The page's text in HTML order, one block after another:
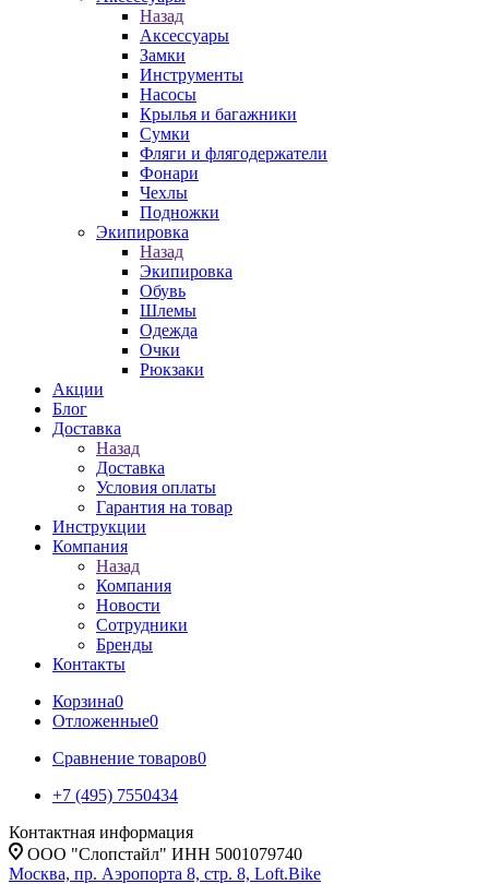
Назад
Аксессуары
Замки
Инструменты
Насосы
Крылья и багажники
Сумки
Фляги и флягодержатели
Фонари
Чехлы
Подножки
Экипировка
Назад
Экипировка
Обувь
Шлемы
Одежда
Очки
Рюкзаки
Акции
Блог
Доставка
Назад
Доставка
Условия оплаты
Гарантия на товар
Инструкции
Компания
Назад
Компания
Новости
Сотрудники
Бренды
Контакты
Корзина0
Отложенные0
Сравнение товаров0
+7 (495) 7550434
Контактная информация
ООО "Слопстайл" ИНН 5001079740
Москва, пр. Аэропорта 8, стр. 8, Loft.Bike